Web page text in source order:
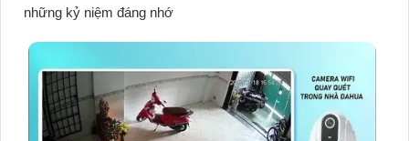
những kỷ niệm đáng nhớ